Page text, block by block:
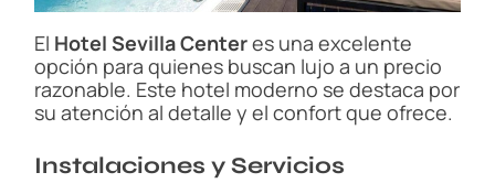
El Hotel Sevilla Centeres una excelente
opción para quienes buscan lujo a un precio
razonable. Este hotel moderno se destaca por
su atención al detalle y el confort que ofrece.
Instalaciones y Servicios